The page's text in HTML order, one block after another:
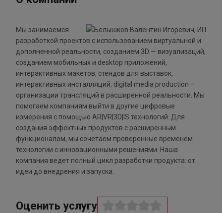
Мы занимаемся
разработкой проектов с использованием виртуальной и
дополненной реальности, созданием 3D — визуализаций,
созданием мобильных и desktop приложений,
интерактивных макетов, стендов для выставок,
интерактивных инсталляций, digital media production —
организации трансляций в расширенной реальности. Мы
помогаем компаниям выйти в другие цифровые
измерения с помощью AR|VR|3D|IS технологий. Для
создания эффектных продуктов с расширенным
функционалом, мы сочетаем проверенные временем
технологии с инновационными решениями. Наша
компания ведет полный цикл разработки продукта: от
идеи до внедрения и запуска.
Оценить услугу